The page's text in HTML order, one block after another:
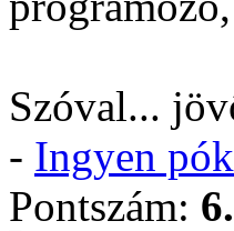
Szóval...
- Ingyen
Pontszám: